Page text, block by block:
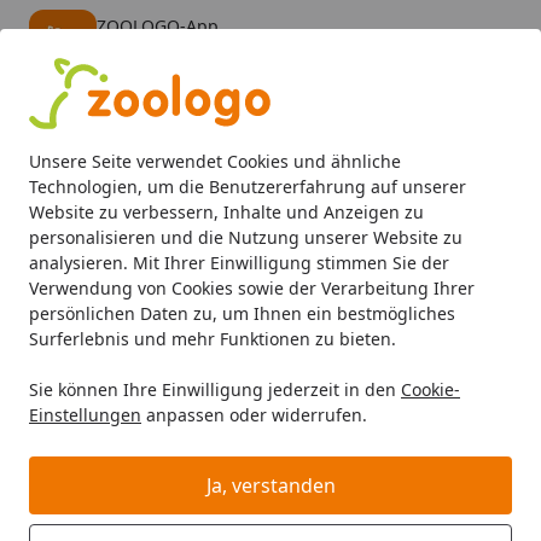
Unsere Seite verwendet Cookies und ähnliche
Technologien, um die Benutzererfahrung auf unserer
Website zu verbessern, Inhalte und Anzeigen zu
personalisieren und die Nutzung unserer Website zu
analysieren. Mit Ihrer Einwilligung stimmen Sie der
Verwendung von Cookies sowie der Verarbeitung Ihrer
persönlichen Daten zu, um Ihnen ein bestmögliches
Surferlebnis und mehr Funktionen zu bieten.
Sie können Ihre Einwilligung jederzeit in den Cookie-
Einstellungen anpassen oder widerrufen.
Ja, verstanden
ZOOLOGO-App
Alle Produkte
Mein Konto
Suchen
Startseite
Hund Hundefutter BARF & Frostfutter Komplettmenüs
Die Futtermacher - Rind-Mix mit
Grünen Pansen 500g